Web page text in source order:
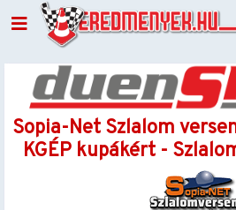
Sopia-Net Szlalom
KGÉP kupákért -